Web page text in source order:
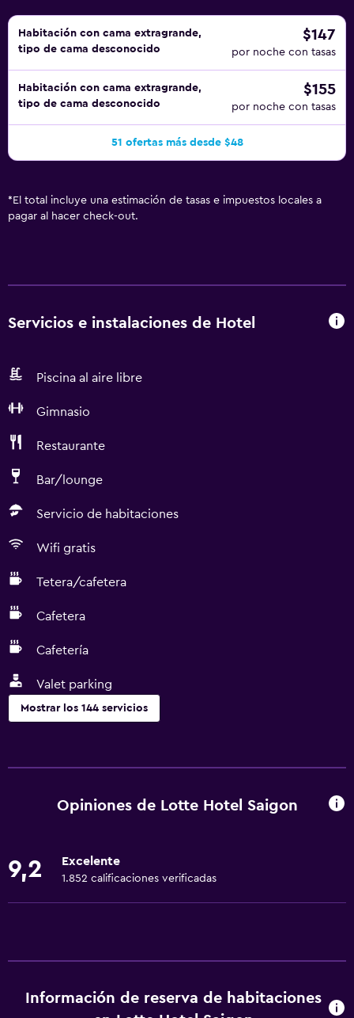
Habitación con cama extragrande,
tipo de cama desconocido
$147
por noche con tasas
Habitación con cama extragrande,
tipo de cama desconocido
$155
por noche con tasas
51 ofertas más desde $48
* El total incluye una estimación de tasas e impuestos locales a
pagar al hacer check-out.
Servicios e instalaciones de Hotel
Piscina al aire libre
Gimnasio
Restaurante
Bar/lounge
Servicio de habitaciones
Wifi gratis
Tetera/cafetera
Cafetera
Cafetería
Valet parking
Mostrar los 144 servicios
Cajero automático/banco
Servicio de conserjería
Servicio de habitaciones
Opiniones de Lotte Hotel Saigon
9,2 Excelente
1.852 calificaciones verificadas
Información de reserva de habitaciones